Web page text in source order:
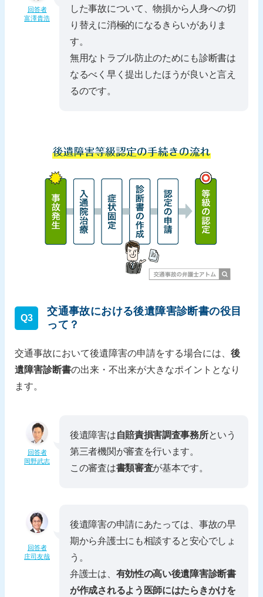
回答者
富澤貴浩
した事故について、物損から人身への切
り替えに消極的になるきらいがありま
す。
無用なトラブル防止のためにも診断書は
なるべく早く提出したほうが良いと言え
るのです。
Q3
交通事故における後遺障害診断書の役目
って？
交通事故において後遺障害の申請をする場合には、後
遺障害診断書の出来・不出来が大きなポイントとなり
ます。
回答者
岡野武志
後遺障害は自賠責損害調査事務所という
第三者機関が審査を行います。
この審査は書類審査が基本です。
回答者
庄司友哉
後遺障害の申請にあたっては、事故の早
期から弁護士にも相談すると安心でしょ
う。
弁護士は、 有効性の高い後遺障害診断書
が作成されるよう医師にはたらきかけを